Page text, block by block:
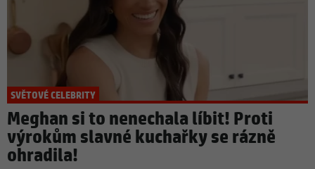
SVĚTOVÉ CELEBRITY
Meghan si to nenechala líbit! Proti
výrokům slavné kuchařky se rázně
ohradila!